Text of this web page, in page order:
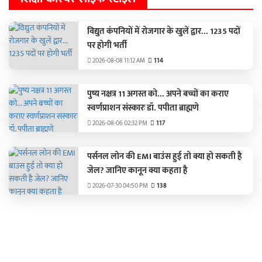
विद्युत कंपनियों में रोजगार के खुलें द्वार... 1235 पदों
पर होगी भर्ती
2026-08-08 11:12 AM 114
पुष्य नक्षत्र 11 अगस्त को... अपने बच्चों का कराए
स्वर्णप्राशन संस्कारः डॉ. पपीता ब्राह्मणे
2026-08-06 02:32 PM 117
पर्सनल लोन की EMI बाउंस हुई तो क्या हो सकती है
जेल? जानिए कानून क्या कहता है
2026-07-30 04:50 PM 138